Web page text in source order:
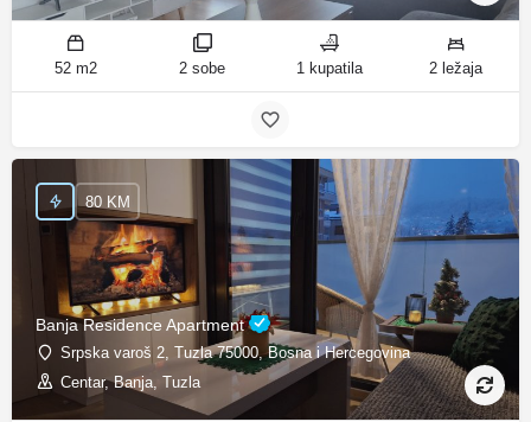
52 m2 2 sobe 1 kupatila 2 ležaja
Banja Residence Apartment
Srpska varoš 2, Tuzla 75000, Bosna i Hercegovina
Centar, Banja, Tuzla
80 KM